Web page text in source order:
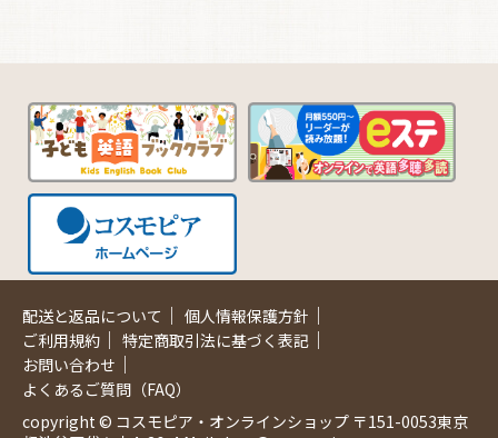
配送と返品について ｜ 個人情報保護方針 ｜
ご利用規約 ｜ 特定商取引法に基づく表記 ｜
お問い合わせ ｜
よくあるご質問（FAQ）
copyright © コスモピア・オンラインショップ 〒151-0053東京